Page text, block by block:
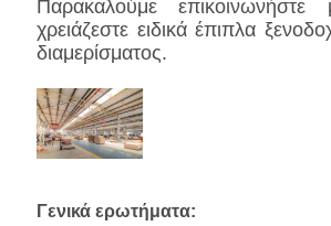
Παρακαλούμε
χρειάζεστε ειδικά έπιπλα
διαμερίσματος.
Γενικά ερωτήματα: